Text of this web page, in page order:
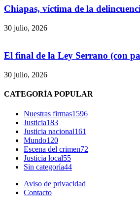
Bluesky
Chiapas, víctima de la
30 julio, 2026
El final de la Ley Serrano (con
30 julio, 2026
CATEGORÍA POPULAR
Nuestras firmas1596
Justicia183
Justicia nacional161
Mundo120
Escena del crimen72
Justicia local55
Sin categoría44
Aviso de privacidad
Contacto